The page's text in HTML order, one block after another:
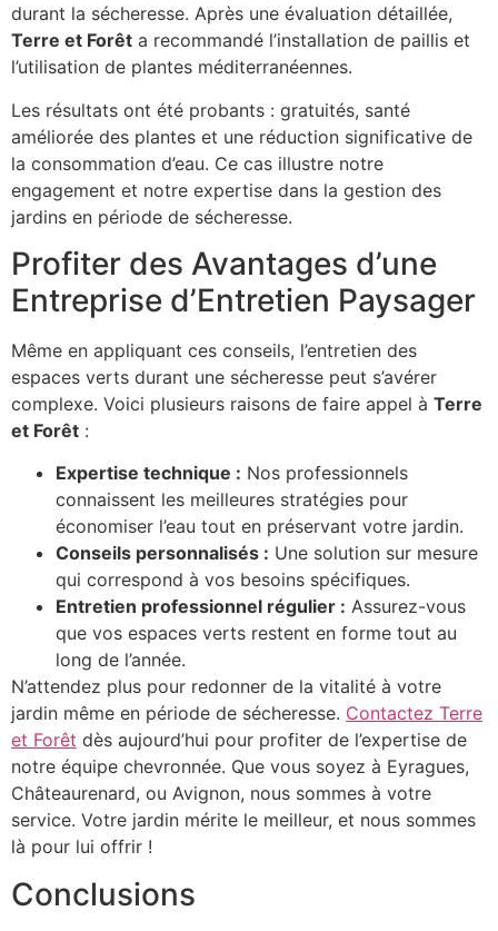
durant la sécheresse. Après une évaluation détaillée,
Terre et Forêt a recommandé l’installation de paillis et
l’utilisation de plantes méditerranéennes.
Les résultats ont été probants : gratuités, santé
améliorée des plantes et une réduction significative de
la consommation d’eau. Ce cas illustre notre
engagement et notre expertise dans la gestion des
jardins en période de sécheresse.
Profiter des Avantages d’une
Entreprise d’Entretien Paysager
Même en appliquant ces conseils, l’entretien des
espaces verts durant une sécheresse peut s’avérer
complexe. Voici plusieurs raisons de faire appel à Terre
et Forêt :
Expertise technique : Nos professionnels
connaissent les meilleures stratégies pour
économiser l’eau tout en préservant votre jardin.
Conseils personnalisés : Une solution sur mesure
qui correspond à vos besoins spécifiques.
Entretien professionnel régulier : Assurez-vous
que vos espaces verts restent en forme tout au
long de l’année.
N’attendez plus pour redonner de la vitalité à votre
jardin même en période de sécheresse. Contactez Terre
et Forêt dès aujourd’hui pour profiter de l’expertise de
notre équipe chevronnée. Que vous soyez à Eyragues,
Châteaurenard, ou Avignon, nous sommes à votre
service. Votre jardin mérite le meilleur, et nous sommes
là pour lui offrir !
Conclusions